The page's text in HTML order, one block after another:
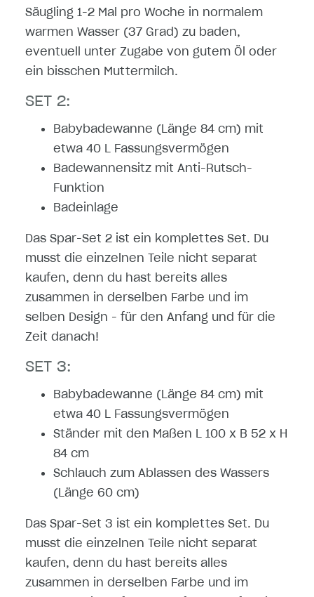
Säugling 1-2 Mal pro Woche in normalem
warmen Wasser (37 Grad) zu baden,
eventuell unter Zugabe von gutem Öl oder
ein bisschen Muttermilch.
SET 2:
Babybadewanne (Länge 84 cm) mit
etwa 40 L Fassungsvermögen
Badewannensitz mit Anti-Rutsch-
Funktion
Badeinlage
Das Spar-Set 2 ist ein komplettes Set. Du
musst die einzelnen Teile nicht separat
kaufen, denn du hast bereits alles
zusammen in derselben Farbe und im
selben Design - für den Anfang und für die
Zeit danach!
SET 3:
Babybadewanne (Länge 84 cm) mit
etwa 40 L Fassungsvermögen
Ständer mit den Maßen L 100 x B 52 x H
84 cm
Schlauch zum Ablassen des Wassers
(Länge 60 cm)
Das Spar-Set 3 ist ein komplettes Set. Du
musst die einzelnen Teile nicht separat
kaufen, denn du hast bereits alles
zusammen in derselben Farbe und im